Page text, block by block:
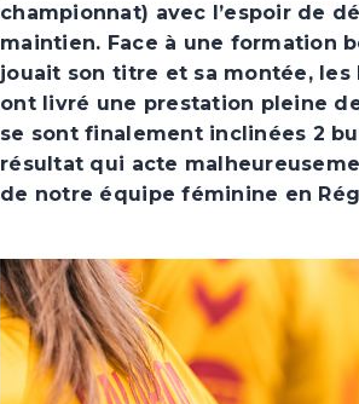
championnat) avec l’espoir de
maintien. Face à une formation
jouait son titre et sa montée, les
ont livré une prestation pleine
se sont finalement inclinées 2
résultat qui acte
de notre équipe féminine en